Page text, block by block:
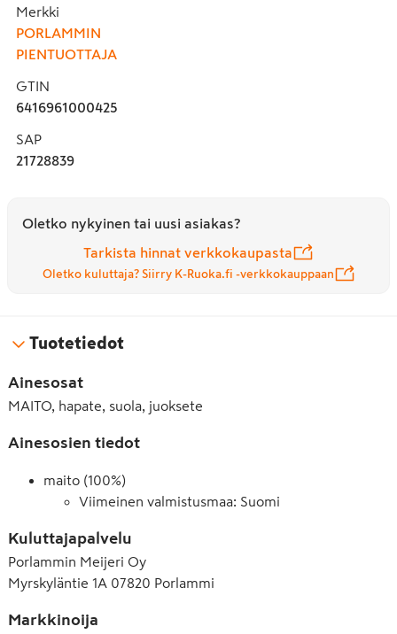
Merkki
PORLAMMIN
PIENTUOTTAJA
GTIN
6416961000425
SAP
21728839
Oletko nykyinen tai uusi asiakas?
Tarkista hinnat verkkokaupasta
Oletko kuluttaja? Siirry K-Ruoka.fi -verkkokauppaan
Tuotetiedot
Ainesosat
MAITO, hapate, suola, juoksete
Ainesosien tiedot
maito (100%)
Viimeinen valmistusmaa: Suomi
Kuluttajapalvelu
Porlammin Meijeri Oy
Myrskyläntie 1A 07820 Porlammi
Markkinoija